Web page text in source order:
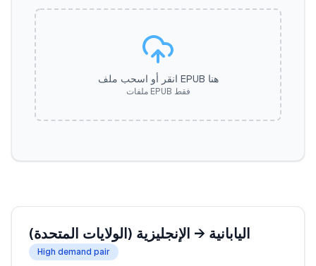
انقر أو اسحب ملف EPUB هنا
ملفات EPUB فقط
اليابانية → الإنجليزية (الولايات المتحدة)
High demand pair